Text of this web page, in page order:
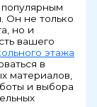
Он не только
но и
вашего
этажа
в
материалов,
и выбора